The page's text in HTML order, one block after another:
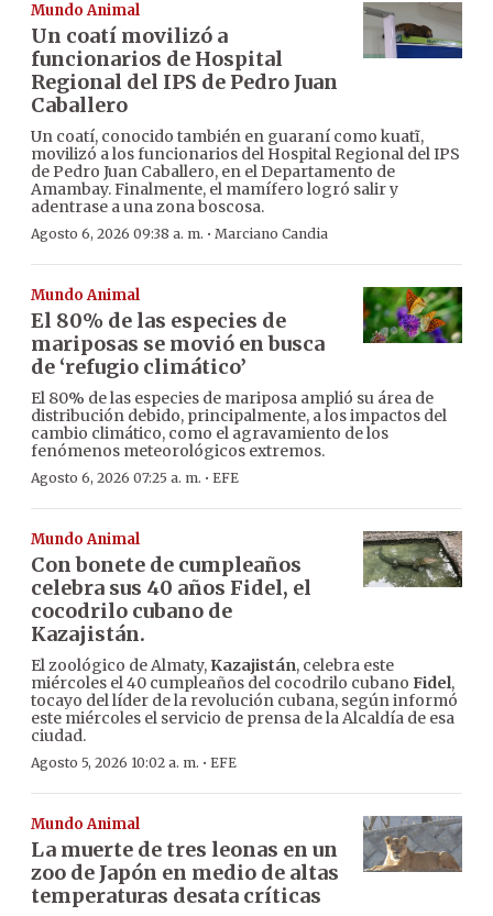
Mundo Animal
Un coatí movilizó a
funcionarios de Hospital
Regional del IPS de Pedro Juan
Caballero
Un coatí, conocido también en guaraní como kuatĩ,
movilizó a los funcionarios del Hospital Regional del IPS
de Pedro Juan Caballero, en el Departamento de
Amambay. Finalmente, el mamífero logró salir y
adentrase a una zona boscosa.
Agosto 6, 2026 09:38 a. m. · Marciano Candia
Mundo Animal
El 80% de las especies de
mariposas se movió en busca
de ‘refugio climático’
El 80% de las especies de mariposa amplió su área de
distribución debido, principalmente, a los impactos del
cambio climático, como el agravamiento de los
fenómenos meteorológicos extremos.
Agosto 6, 2026 07:25 a. m. · EFE
Mundo Animal
Con bonete de cumpleaños
celebra sus 40 años Fidel, el
cocodrilo cubano de
Kazajistán.
El zoológico de Almaty, Kazajistán, celebra este
miércoles el 40 cumpleaños del cocodrilo cubano Fidel,
tocayo del líder de la revolución cubana, según informó
este miércoles el servicio de prensa de la Alcaldía de esa
ciudad.
Agosto 5, 2026 10:02 a. m. · EFE
Mundo Animal
La muerte de tres leonas en un
zoo de Japón en medio de altas
temperaturas desata críticas